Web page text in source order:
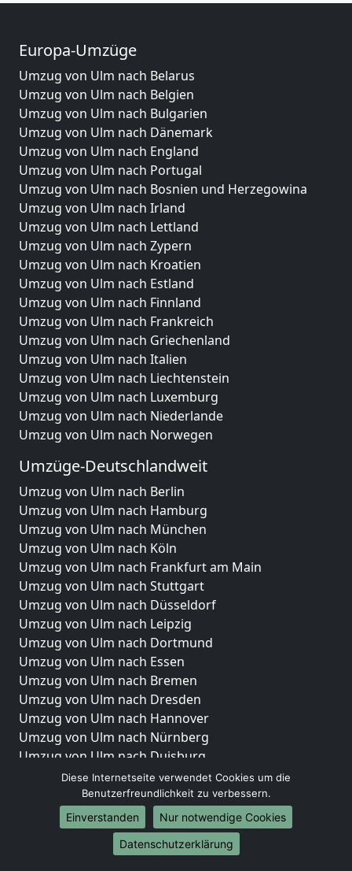
Europa-Umzüge
Umzug von Ulm nach Belarus
Umzug von Ulm nach Belgien
Umzug von Ulm nach Bulgarien
Umzug von Ulm nach Dänemark
Umzug von Ulm nach England
Umzug von Ulm nach Portugal
Umzug von Ulm nach Bosnien und Herzegowina
Umzug von Ulm nach Irland
Umzug von Ulm nach Lettland
Umzug von Ulm nach Zypern
Umzug von Ulm nach Kroatien
Umzug von Ulm nach Estland
Umzug von Ulm nach Finnland
Umzug von Ulm nach Frankreich
Umzug von Ulm nach Griechenland
Umzug von Ulm nach Italien
Umzug von Ulm nach Liechtenstein
Umzug von Ulm nach Luxemburg
Umzug von Ulm nach Niederlande
Umzug von Ulm nach Norwegen
Umzüge-Deutschlandweit
Umzug von Ulm nach Berlin
Umzug von Ulm nach Hamburg
Umzug von Ulm nach München
Umzug von Ulm nach Köln
Umzug von Ulm nach Frankfurt am Main
Umzug von Ulm nach Stuttgart
Umzug von Ulm nach Düsseldorf
Umzug von Ulm nach Leipzig
Umzug von Ulm nach Dortmund
Umzug von Ulm nach Essen
Umzug von Ulm nach Bremen
Umzug von Ulm nach Dresden
Umzug von Ulm nach Hannover
Umzug von Ulm nach Nürnberg
Umzug von Ulm nach Duisburg
Umzug von Ulm nach Bochum
Umzug von Ulm nach Wuppertal
Umzug von Ulm nach Bielefeld
Umzug von Ulm nach Bonn
Umzug von Ulm nach Münster
Diese Internetseite verwendet Cookies um die
Benutzerfreundlichkeit zu verbessern.
Einverstanden
Nur notwendige Cookies
Datenschutzerklärung